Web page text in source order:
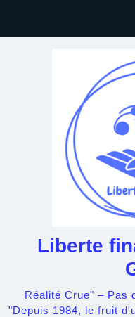
Liberte
Réalité Crue" – Pas
"Depuis 1984, le fruit